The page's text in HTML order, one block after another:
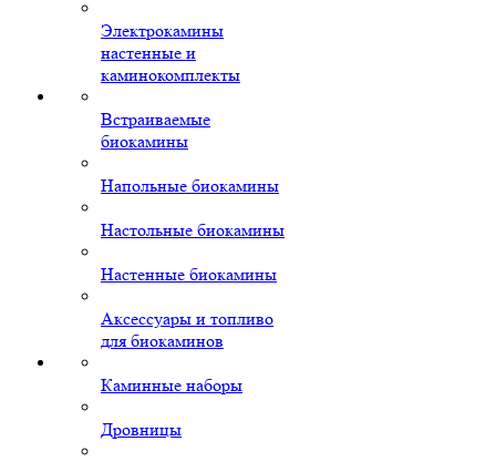
Электрокамины
настенные и
каминокомплекты
Встраиваемые
биокамины
Напольные биокамины
Настольные биокамины
Настенные биокамины
Аксессуары и топливо
для биокаминов
Каминные наборы
Дровницы